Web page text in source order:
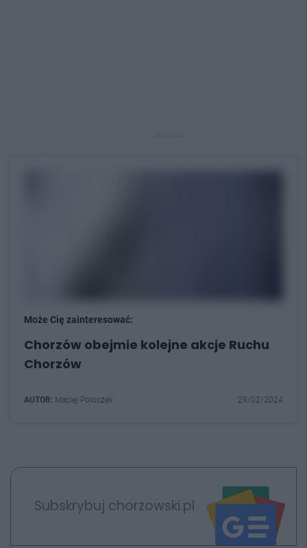
Może Cię zainteresować:
Chorzów obejmie kolejne akcje Ruchu
Chorzów
AUTOR: Maciej Poloczek 29/02/2024
Subskrybuj chorzowski.pl